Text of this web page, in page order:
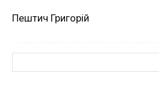
Пештич Григорій